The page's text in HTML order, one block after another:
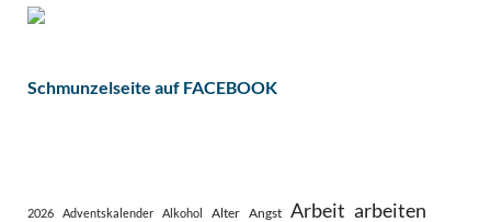
Schmunzelseite auf FACEBOOK
2026 Adventskalender Alkohol Alter Angst Arbeit arbeiten